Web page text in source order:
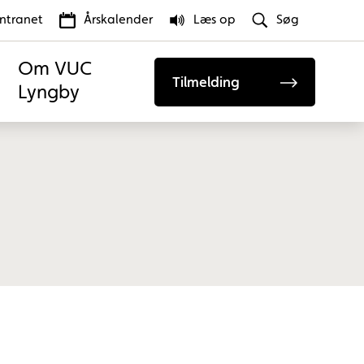
Årskalender Læs op Søg
Om VUC
Lyngby
Tilmelding